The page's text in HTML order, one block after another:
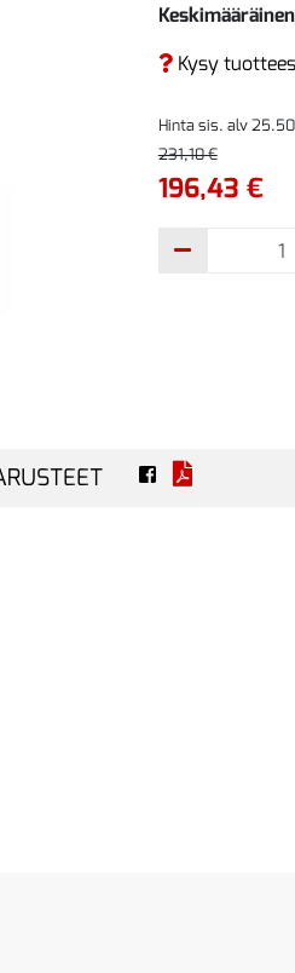
Kysy
Hinta sis. alv
231,10 €
196,43 €